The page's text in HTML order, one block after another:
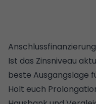
Ist das Zinsniveau
beste Ausgangslage
Holt euch